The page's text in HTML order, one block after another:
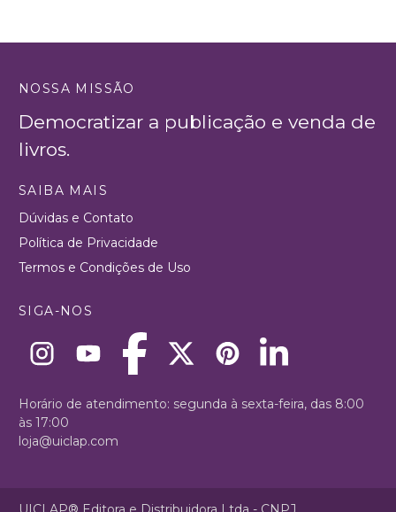
NOSSA MISSÃO
Democratizar a publicação e venda de
livros.
SAIBA MAIS
Dúvidas e Contato
Política de Privacidade
Termos e Condições de Uso
SIGA-NOS
Horário de atendimento: segunda à sexta-feira, das 8:00
às 17:00
loja@uiclap.com